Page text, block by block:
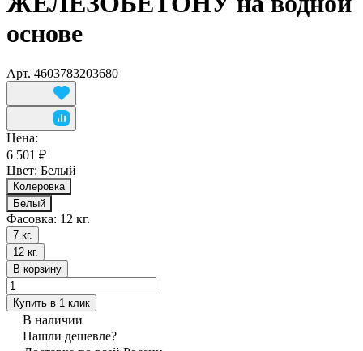
основе
Арт. 4603783203680
Цена:
6 501 ₽
Цвет: Белый
Колеровка
Белый
Фасовка: 12 кг.
7 кг.
12 кг.
В корзину
Купить в 1 клик
В наличии
Нашли дешевле?